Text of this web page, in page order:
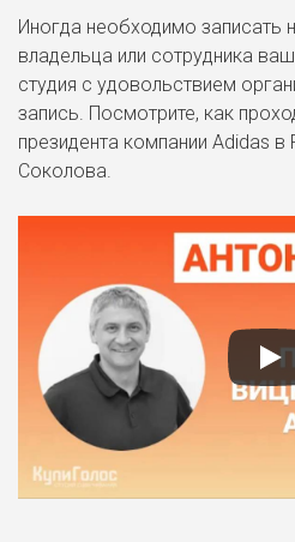
Иногда необходимо записать
владельца или сотрудника
студия с удовольствием
запись. Посмотрите, как
президента компании Adidas
Соколова.